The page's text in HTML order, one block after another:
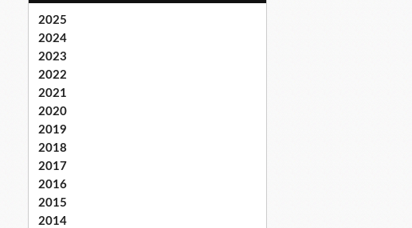
2025
2024
2023
2022
2021
2020
2019
2018
2017
2016
2015
2014